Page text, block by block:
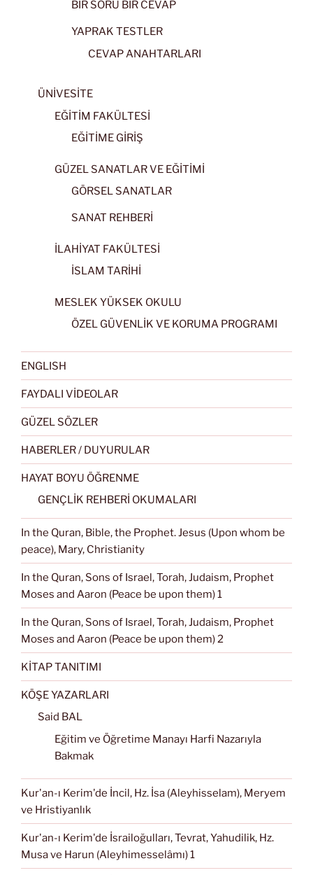
BİR SORU BİR CEVAP
YAPRAK TESTLER
CEVAP ANAHTARLARI
ÜNİVESİTE
EĞİTİM FAKÜLTESİ
EĞİTİME GİRİŞ
GÜZEL SANATLAR VE EĞİTİMİ
GÖRSEL SANATLAR
SANAT REHBERİ
İLAHİYAT FAKÜLTESİ
İSLAM TARİHİ
MESLEK YÜKSEK OKULU
ÖZEL GÜVENLİK VE KORUMA PROGRAMI
ENGLISH
FAYDALI VİDEOLAR
GÜZEL SÖZLER
HABERLER / DUYURULAR
HAYAT BOYU ÖĞRENME
GENÇLİK REHBERİ OKUMALARI
In the Quran, Bible, the Prophet. Jesus (Upon whom be
peace), Mary, Christianity
In the Quran, Sons of Israel, Torah, Judaism, Prophet
Moses and Aaron (Peace be upon them) 1
In the Quran, Sons of Israel, Torah, Judaism, Prophet
Moses and Aaron (Peace be upon them) 2
KİTAP TANITIMI
KÖŞE YAZARLARI
Said BAL
Eğitim ve Öğretime Manayı Harfi Nazarıyla
Bakmak
Kur'an-ı Kerim'de İncil, Hz. İsa (Aleyhisselam), Meryem
ve Hristiyanlık
Kur'an-ı Kerim'de İsrailoğulları, Tevrat, Yahudilik, Hz.
Musa ve Harun (Aleyhimesselâmı) 1